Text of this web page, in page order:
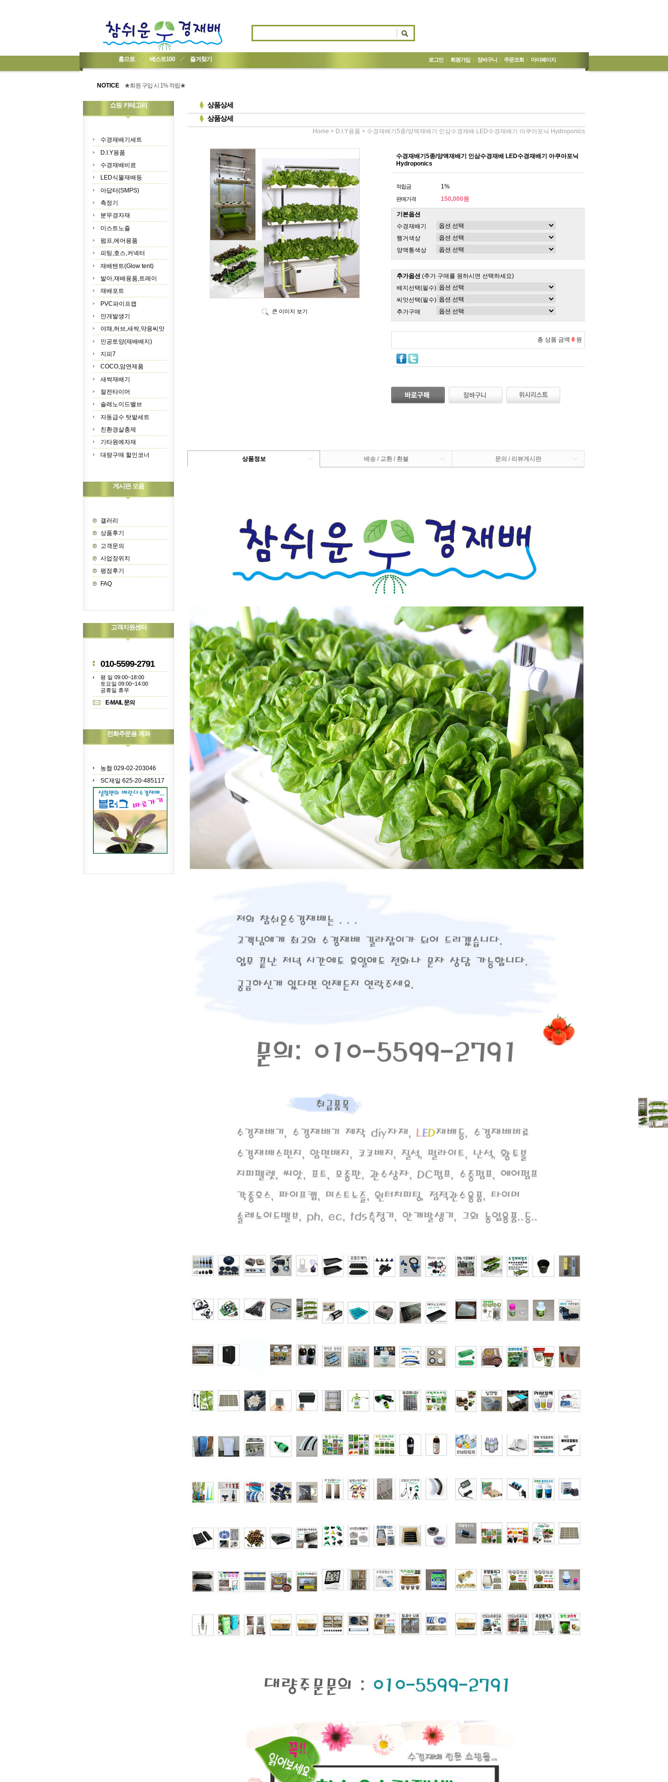
홈으로 베스트100 즐겨찾기 로그인 회원가입 장바구니 주문조회 마이페이지
NOTICE
★회원 구입 시 1% 적립★
쇼핑 카테고리
수경재배기세트
D.I.Y용품
수경재배비료
LED식물재배등
아답터(SMPS)
측정기
분무경자재
미스트노즐
펌프,에어용품
피팅,호스,커넥터
재배텐트(Glow tent)
발아,재배용품,트레이
재배포트
PVC파이프캡
안개발생기
야채,허브,새싹,약용씨앗
인공토양(재배배지)
지피7
COCO,암면제품
새싹재배기
절전타이머
솔레노이드밸브
자동급수 텃밭세트
친환경살충제
기타원예자재
대량구매 할인코너
게시판 모음
갤러리
상품후기
고객문의
사업장위치
평점후기
FAQ
고객지원센터
010-5599-2791
평 일 09:00~18:00
토요일 09:00~14:00
공휴일 휴무
E-MAIL 문의
전화주문용 계좌
농협 029-02-203046
SC제일 625-20-485117
상품상세
상품상세
Home > D.I.Y용품 > 수경재배기5종/양액재배기 인삼수경재배 LED수경재배기 아쿠아포닉 Hydroponics
큰 이미지 보기
수경재배기5종/양액재배기 인삼수경재배 LED수경재배기 아쿠아포닉
Hydroponics
적립금 1%
판매가격 150,000원
기본옵션
수경재배기
행거색상
양액통색상
추가옵션 (추가 구매를 원하시면 선택하세요)
배지선택(필수)
씨앗선택(필수)
추가구매
총 상품 금액 0 원
상품정보 배송 / 교환 / 환불 문의 / 리뷰게시판